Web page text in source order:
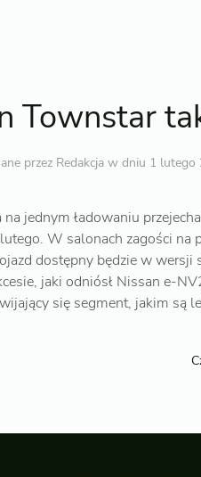
Townstar
przez Redakcja w dniu 1 lutego
jednym ładowaniu
W salonach zagości
dostępny będzie w
jaki odniósł Nissan e-
się segment, jakim są